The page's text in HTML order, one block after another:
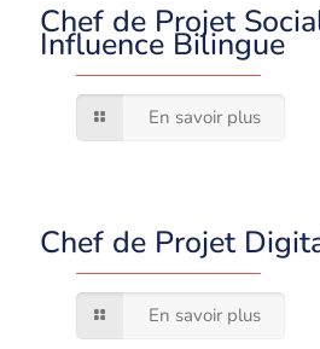
Chef de Projet
Influence Bilingue
En savoir plus
Chef de Projet
En savoir plus